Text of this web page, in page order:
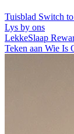
Tuisblad Switch
Lys by ons
LekkeSlaap
Teken aan Wie Is